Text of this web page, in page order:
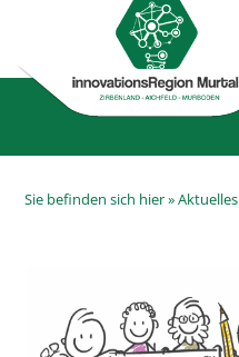
Sie befinden sich hier »Aktuelles